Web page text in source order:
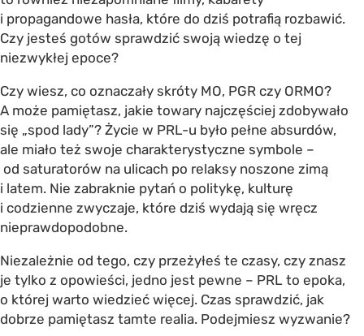
i propagandowe hasła, które do dziś potrafią rozbawić.
Czy jesteś gotów sprawdzić swoją wiedzę o tej
niezwykłej epoce?
Czy wiesz, co oznaczały skróty MO, PGR czy ORMO?
A może pamiętasz, jakie towary najczęściej zdobywało
się „spod lady”? Życie w PRL-u było pełne absurdów,
ale miało też swoje charakterystyczne symbole –
od saturatorów na ulicach po relaksy noszone zimą
i latem. Nie zabraknie pytań o politykę, kulturę
i codzienne zwyczaje, które dziś wydają się wręcz
nieprawdopodobne.
Niezależnie od tego, czy przeżyłeś te czasy, czy znasz
je tylko z opowieści, jedno jest pewne – PRL to epoka,
o której warto wiedzieć więcej. Czas sprawdzić, jak
dobrze pamiętasz tamte realia. Podejmiesz wyzwanie?